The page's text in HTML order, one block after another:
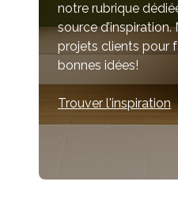
notre rubrique
source
projets clients pour
bonnes idées!
Trouver l'inspiration